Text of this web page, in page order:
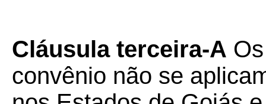
Cláusula terceira-A
convênio não se